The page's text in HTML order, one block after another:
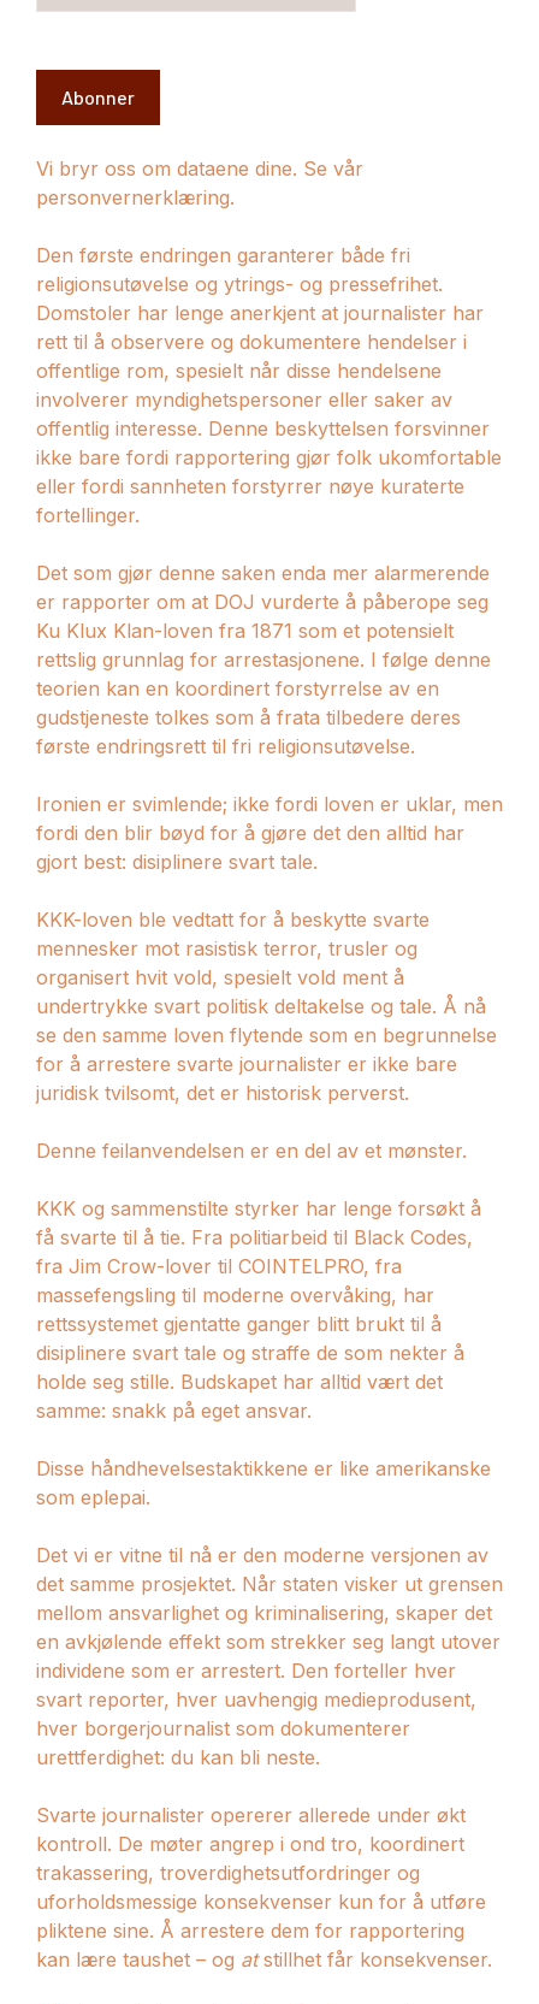
Abonner
Vi bryr oss om dataene dine. Se vår
personvernerklæring.
Den første endringen garanterer både fri
religionsutøvelse og ytrings- og pressefrihet.
Domstoler har lenge anerkjent at journalister har
rett til å observere og dokumentere hendelser i
offentlige rom, spesielt når disse hendelsene
involverer myndighetspersoner eller saker av
offentlig interesse. Denne beskyttelsen forsvinner
ikke bare fordi rapportering gjør folk ukomfortable
eller fordi sannheten forstyrrer nøye kuraterte
fortellinger.
Det som gjør denne saken enda mer alarmerende
er rapporter om at DOJ vurderte å påberope seg
Ku Klux Klan-loven fra 1871 som et potensielt
rettslig grunnlag for arrestasjonene. I følge denne
teorien kan en koordinert forstyrrelse av en
gudstjeneste tolkes som å frata tilbedere deres
første endringsrett til fri religionsutøvelse.
Ironien er svimlende; ikke fordi loven er uklar, men
fordi den blir bøyd for å gjøre det den alltid har
gjort best: disiplinere svart tale.
KKK-loven ble vedtatt for å beskytte svarte
mennesker mot rasistisk terror, trusler og
organisert hvit vold, spesielt vold ment å
undertrykke svart politisk deltakelse og tale. Å nå
se den samme loven flytende som en begrunnelse
for å arrestere svarte journalister er ikke bare
juridisk tvilsomt, det er historisk perverst.
Denne feilanvendelsen er en del av et mønster.
KKK og sammenstilte styrker har lenge forsøkt å
få svarte til å tie. Fra politiarbeid til Black Codes,
fra Jim Crow-lover til COINTELPRO, fra
massefengsling til moderne overvåking, har
rettssystemet gjentatte ganger blitt brukt til å
disiplinere svart tale og straffe de som nekter å
holde seg stille. Budskapet har alltid vært det
samme: snakk på eget ansvar.
Disse håndhevelsestaktikkene er like amerikanske
som eplepai.
Det vi er vitne til nå er den moderne versjonen av
det samme prosjektet. Når staten visker ut grensen
mellom ansvarlighet og kriminalisering, skaper det
en avkjølende effekt som strekker seg langt utover
individene som er arrestert. Den forteller hver
svart reporter, hver uavhengig medieprodusent,
hver borgerjournalist som dokumenterer
urettferdighet: du kan bli neste.
Svarte journalister opererer allerede under økt
kontroll. De møter angrep i ond tro, koordinert
trakassering, troverdighetsutfordringer og
uforholdsmessige konsekvenser kun for å utføre
pliktene sine. Å arrestere dem for rapportering
kan lære taushet – og atstillhet får konsekvenser.